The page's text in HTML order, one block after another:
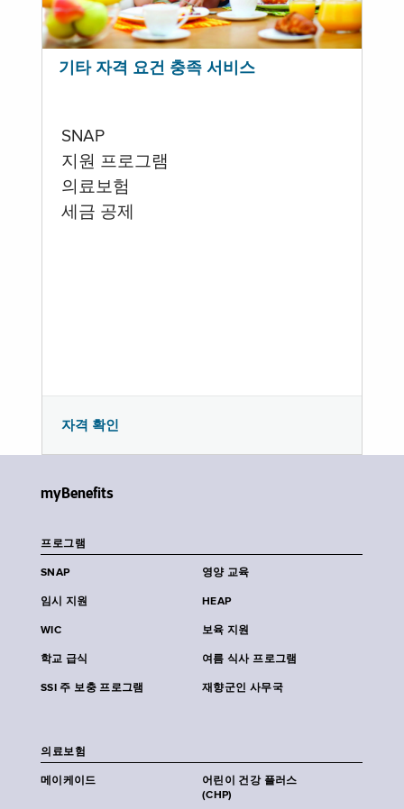
기타 자격 요건 충족 서비스
SNAP
지원 프로그램
의료보험
세금 공제
자격 확인
myBenefits
프로그램
SNAP 영양 교육
임시 지원 HEAP
WIC 보육 지원
학교 급식 여름 식사 프로그램
SSI 주 보충 프로그램 재향군인 사무국
의료보험
메이케이드
어린이 건강 플러스
(CHP)